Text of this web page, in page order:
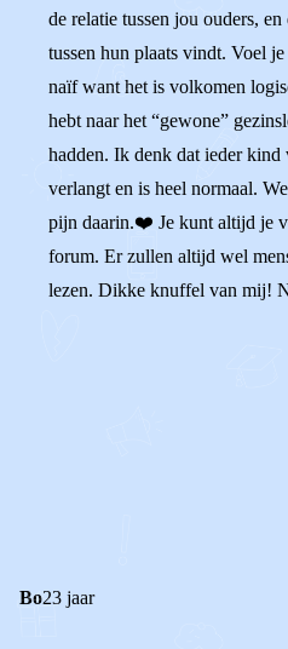
de relatie tussen jou ouders,
tussen hun plaats vindt. Voel
naïf want het is volkomen
hebt naar het “gewone”
hadden. Ik denk dat ieder kind
verlangt en is heel normaal.
pijn daarin.❤️ Je kunt altijd je
forum. Er zullen altijd wel
lezen. Dikke knuffel van mij!
Bo23 jaar